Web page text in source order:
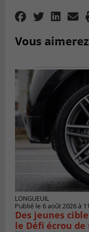
Vous
LONGUEUIL
Publié le 6 août 2026 à
Des jeunes
le Défi écrou de